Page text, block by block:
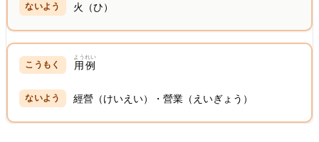
火（ひ）
用例
ようれい
經營（けいえい）・營業（えいぎょう）